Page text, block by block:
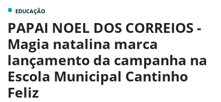
• EDUCAÇÃO
PAPAI NOEL DOS CORREIOS -
Magia natalina marca
lançamento da campanha na
Escola Municipal Cantinho
Feliz